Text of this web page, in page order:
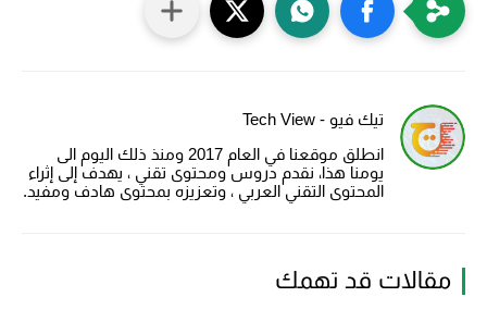
تيك فيو - Tech View
انطلق موقعنا في العام 2017 ومنذ ذلك اليوم الى
يومنا هذا، نقدم دروس ومحتوى تقني ، يهدف إلى إثراء
المحتوى التقني العربي ، وتعزيزه بمحتوى هادف ومفيد.
مقالات قد تهمك